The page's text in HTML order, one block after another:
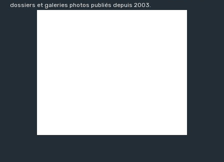
dossiers et galeries photos publiés depuis 2003.